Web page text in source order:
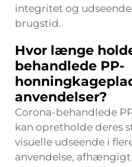
integritet og
brugstid.
Hvor længe
behandlede PP-
anvendelser?
Corona-behandlede
kan opretholde deres
visuelle udseende i
anvendelse,